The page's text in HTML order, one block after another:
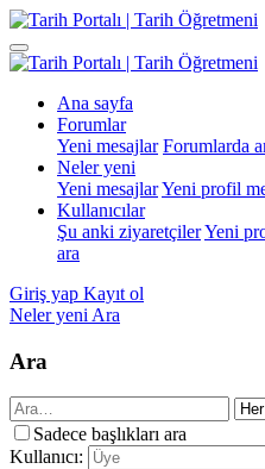
Ana sayfa
Forumlar
Yeni mesajlar Forumlarda
Neler yeni
Yeni mesajlarYeni profil
Kullanıcılar
Şu anki ziyaretçilerYeni
ara
Giriş yap Kayıt ol
Neler yeni Ara
Ara
Sadece başlıkları ara
Kullanıcı: